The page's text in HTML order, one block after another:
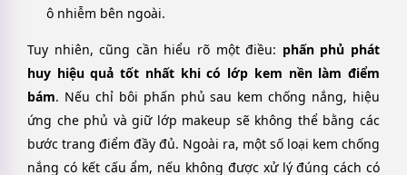
ô nhiễm bên ngoài.
Tuy nhiên, cũng cần hiểu rõ một điều: phấn phủ phát
huy hiệu quả tốt nhất khi có lớp kem nền làm điểm
bám. Nếu chỉ bôi phấn phủ sau kem chống nắng, hiệu
ứng che phủ và giữ lớp makeup sẽ không thể bằng các
bước trang điểm đầy đủ. Ngoài ra, một số loại kem chống
nắng có kết cấu ẩm, nếu không được xử lý đúng cách có